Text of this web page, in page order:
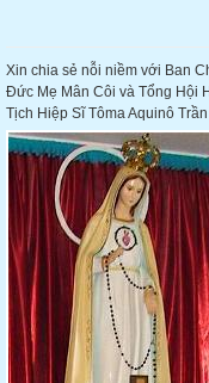
Xin chia sẻ nỗi niềm với Ban
Đức Mẹ Mân Côi và Tổng Hội
Tịch Hiệp Sĩ Tôma Aquinô